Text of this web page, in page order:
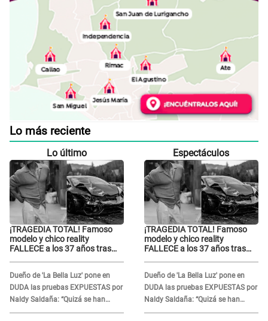
Lo más reciente
Lo último
¡TRAGEDIA TOTAL! Famoso
modelo y chico reality
FALLECE a los 37 años tras
Dueño de 'La Bella Luz' pone en
DUDA las pruebas EXPUESTAS por
Naldy Saldaña: “Quizá se han
editado...”
Espectáculos
¡TRAGEDIA TOTAL! Famoso
modelo y chico reality
FALLECE a los 37 años tras
Dueño de 'La Bella Luz' pone en
DUDA las pruebas EXPUESTAS por
Naldy Saldaña: “Quizá se han
editado...”